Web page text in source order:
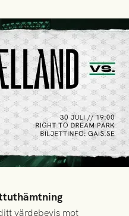
värdebevis mot